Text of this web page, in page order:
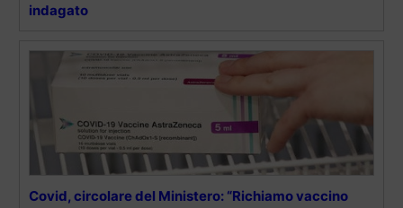
indagato
Covid, circolare del Ministero: “Richiamo vaccino